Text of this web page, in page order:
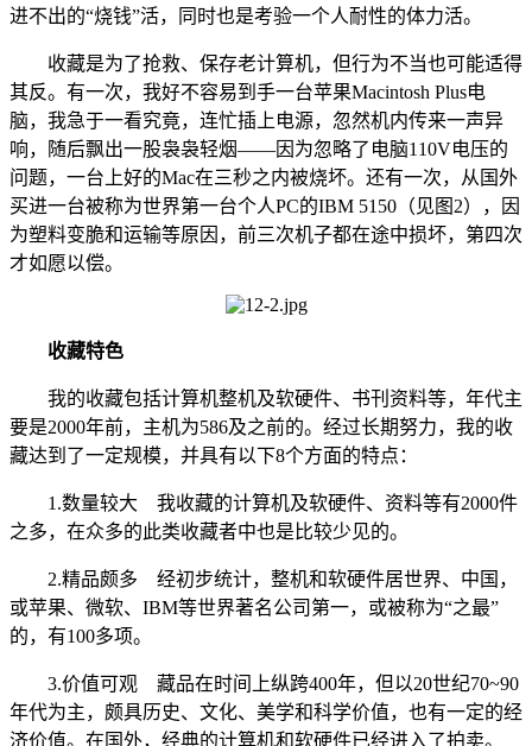
进不出的“烧钱”活，同时也是考验一个人耐性的体力活。
收藏是为了抢救、保存老计算机，但行为不当也可能适得
其反。有一次，我好不容易到手一台苹果Macintosh Plus电
脑，我急于一看究竟，连忙插上电源，忽然机内传来一声异
响，随后飘出一股袅袅轻烟——因为忽略了电脑110V电压的
问题，一台上好的Mac在三秒之内被烧坏。还有一次，从国外
买进一台被称为世界第一台个人PC的IBM 5150（见图2），因
为塑料变脆和运输等原因，前三次机子都在途中损坏，第四次
才如愿以偿。
收藏特色
我的收藏包括计算机整机及软硬件、书刊资料等，年代主
要是2000年前，主机为586及之前的。经过长期努力，我的收
藏达到了一定规模，并具有以下8个方面的特点：
1.数量较大 我收藏的计算机及软硬件、资料等有2000件
之多，在众多的此类收藏者中也是比较少见的。
2.精品颇多 经初步统计，整机和软硬件居世界、中国，
或苹果、微软、IBM等世界著名公司第一，或被称为“之最”
的，有100多项。
3.价值可观 藏品在时间上纵跨400年，但以20世纪70~90
年代为主，颇具历史、文化、美学和科学价值，也有一定的经
济价值。在国外，经典的计算机和软硬件已经进入了拍卖。